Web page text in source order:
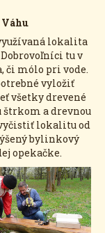
lokalita
tu v
či mólo pri vode.
vyložiť
všetky drevené
štrkom a drevnou
lokalitu od
bylinkový
opekačke.